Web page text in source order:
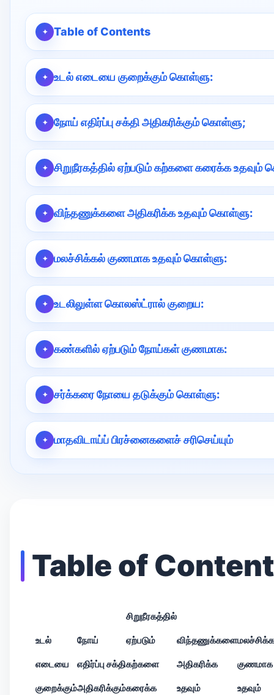
Table of Contents
உடல் எடையை குறைக்கும் கொள்ளு:
நோய் எதிர்ப்பு சக்தி அதிகரிக்கும் கொள்ளு;
சிறுநீரகத்தில் ஏற்படும் கற்களை கரைக்க உதவும்
விந்தணுக்களை அதிகரிக்க உதவும் கொள்ளு:
மலச்சிக்கல் குணமாக உதவும் கொள்ளு:
உடலிலுள்ள கொலஸ்ட்ரால் குறைய:
கண்களில் ஏற்படும் நோய்கள் குணமாக:
சர்க்கரை நோயை தடுக்கும் கொள்ளு:
மாதவிடாய்ப் பிரச்னைகளைச் சரிசெய்யும்
Table of
உடல்
எடையை
குறைக்கும்
நோய்
எதிர்ப்பு சக்தி
அதிகரிக்கும்
சிறுநீரகத்தில்
ஏற்படும்
கற்களை
கரைக்க
விந்தணுக்களை
அதிகரிக்க
உதவும்
குணமாக
உதவும்